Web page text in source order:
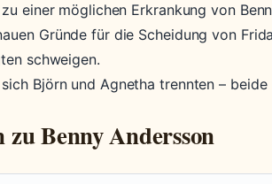
einer möglichen Erkrankung von
Gründe für die Scheidung von
schweigen.
Björn und Agnetha trennten –
zu Benny Andersson